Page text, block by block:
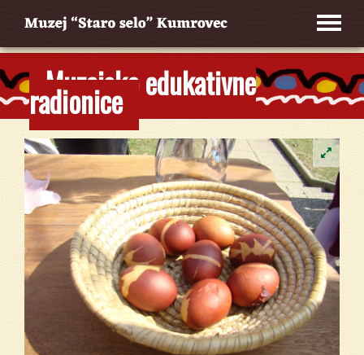
Muzejsko edukativne
radionice